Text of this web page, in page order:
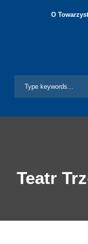
O
Teatr